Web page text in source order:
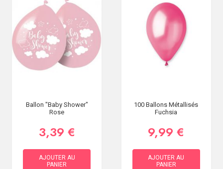
Ballon "Baby Shower"
Rose
3,39 €
AJOUTER AU
PANIER
100 Ballons Métallisés
Fuchsia
9,99 €
AJOUTER AU
PANIER